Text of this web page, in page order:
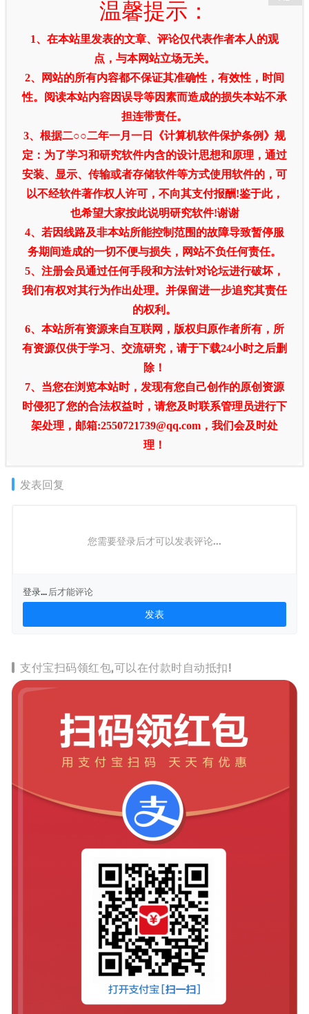
温馨提示：
1、在本站里发表的文章、评论仅代表作者本人的观
点，与本网站立场无关。
2、网站的所有内容都不保证其准确性，有效性，时间
性。阅读本站内容因误导等因素而造成的损失本站不承
担连带责任。
3、根据二○○二年一月一日《计算机软件保护条例》规
定：为了学习和研究软件内含的设计思想和原理，通过
安装、显示、传输或者存储软件等方式使用软件的，可
以不经软件著作权人许可，不向其支付报酬!鉴于此，
也希望大家按此说明研究软件!谢谢
4、若因线路及非本站所能控制范围的故障导致暂停服
务期间造成的一切不便与损失，网站不负任何责任。
5、注册会员通过任何手段和方法针对论坛进行破坏，
我们有权对其行为作出处理。并保留进一步追究其责任
的权利。
6、本站所有资源来自互联网，版权归原作者所有，所
有资源仅供于学习、交流研究，请于下载24小时之后删
除！
7、当您在浏览本站时，发现有您自己创作的原创资源
时侵犯了您的合法权益时，请您及时联系管理员进行下
架处理，邮箱:2550721739@qq.com，我们会及时处
理！
发表回复
您需要登录后才可以发表评论...
登录... 后才能评论
支付宝扫码领红包,可以在付款时自动抵扣!